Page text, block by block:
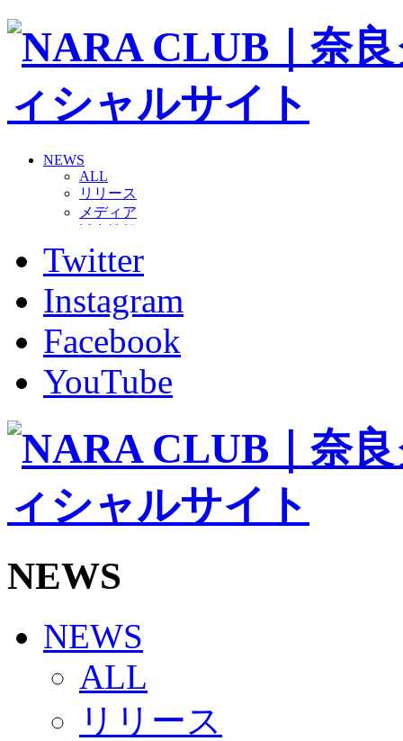
NEWS
ALL
リリース
メディア
グッズ
ファンコミュニティ
ホームタウン
コラム
その他
TEAM
2026/27トップチーム
2026/27トップチームスタッフ
バモス
チアダンススクール
ボランティアチーム「volundeer」
ビクトリーロード
HOMEGAME
観戦ルール＆マナー
Jリーグ運営管理規定
写真・動画使用ガイドライン
SCHEDULE
2026/27
練習見学時のファンサービスについて
TICKET
奈良クラブ明治安田J3リーグ2026/27シーズン試
奈良クラブ明治安田Ｊ3リーグ 2026/27シーズン「
観戦ルール＆マナー
Twitter
Instagram
Facebook
YouTube
NEWS
NEWS
ALL
リリース